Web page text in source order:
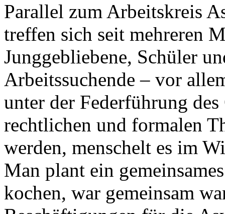
Parallel zum Arbeitskreis
treffen sich seit mehreren
Junggebliebene, Schüler
Arbeitssuchende – vor
unter der Federführung
rechtlichen und formalen
werden, menschelt es im
Man plant ein
kochen, war gemeinsam